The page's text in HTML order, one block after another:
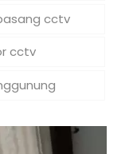
cctv
cctv